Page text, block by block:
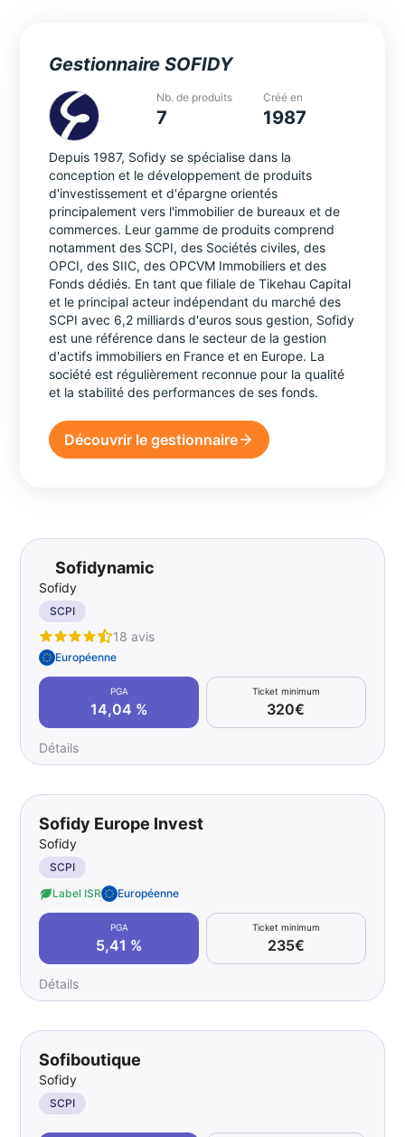
Gestionnaire SOFIDY
Nb. de produits
7
Créé en
1987
Depuis 1987, Sofidy se spécialise dans la
conception et le développement de produits
d'investissement et d'épargne orientés
principalement vers l'immobilier de bureaux et de
commerces. Leur gamme de produits comprend
notamment des SCPI, des Sociétés civiles, des
OPCI, des SIIC, des OPCVM Immobiliers et des
Fonds dédiés. En tant que filiale de Tikehau Capital
et le principal acteur indépendant du marché des
SCPI avec 6,2 milliards d'euros sous gestion, Sofidy
est une référence dans le secteur de la gestion
d'actifs immobiliers en France et en Europe. La
société est régulièrement reconnue pour la qualité
et la stabilité des performances de ses fonds.
Découvrir le gestionnaire
Sofidynamic
Sofidy
SCPI
18 avis
Européenne
PGA
14,04 %
Ticket minimum
320€
Détails
Sofidy Europe Invest
Sofidy
SCPI
Label ISR
Européenne
PGA
5,41 %
Ticket minimum
235€
Détails
Sofiboutique
Sofidy
SCPI